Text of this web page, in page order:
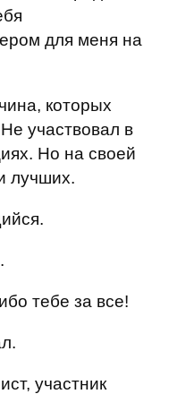
для меня на
которых
участвовал в
Но на своей
лучших.
тебе за все!
участник